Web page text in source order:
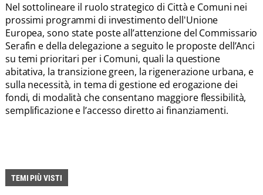
Nel sottolineare il ruolo strategico di Città e Comuni nei
prossimi programmi di investimento dell'Unione
Europea, sono state poste all’attenzione del Commissario
Serafin e della delegazione a seguito le proposte dell’Anci
su temi prioritari per i Comuni, quali la questione
abitativa, la transizione green, la rigenerazione urbana, e
sulla necessità, in tema di gestione ed erogazione dei
fondi, di modalità che consentano maggiore flessibilità,
semplificazione e l’accesso diretto ai finanziamenti.
TEMI PIÙ VISTI